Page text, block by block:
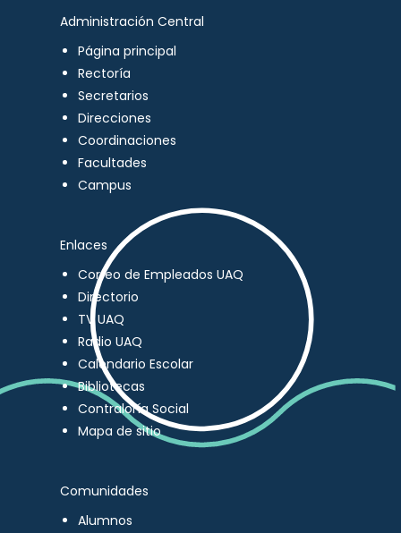
Administración Central
Página principal
Rectoría
Secretarios
Direcciones
Coordinaciones
Facultades
Campus
Enlaces
Correo de Empleados UAQ
Directorio
TV UAQ
Radio UAQ
Calendario Escolar
Bibliotecas
Contraloría Social
Mapa de sitio
Comunidades
Alumnos